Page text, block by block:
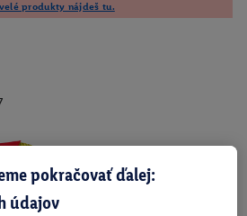
produkty nájdeš tu.
pokračovať ďalej:
údajov